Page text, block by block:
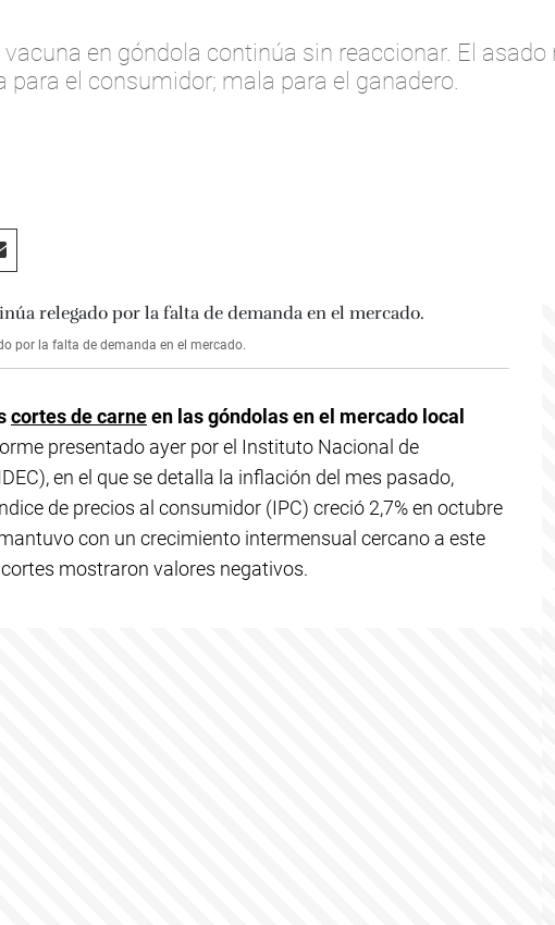
vacuna en góndola continúa sin reaccionar. El
para el consumidor; mala para el ganadero.
por la falta de demanda en el mercado.
cortes de carneen las góndolas en el mercado local
presentado ayer por el Instituto Nacional de
en el que se detalla la inflación del mes pasado,
de precios al consumidor (IPC) creció 2,7% en octubre
con un crecimiento intermensual cercano a este
mostraron valores negativos.